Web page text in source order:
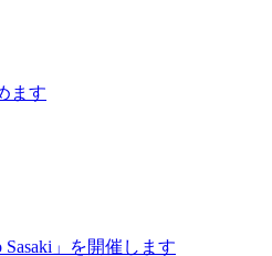
ます
」を開催します